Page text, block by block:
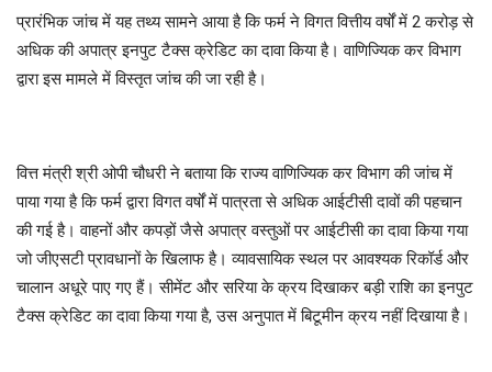
प्रारंभिक जांच में यह तथ्य सामने आया है कि फर्म ने विगत वित्तीय वर्षों में 2 करोड़ से
अधिक की अपात्र इनपुट टैक्स क्रेडिट का दावा किया है। वाणिज्यिक कर विभाग
द्वारा इस मामले में विस्तृत जांच की जा रही है।
वित्त मंत्री श्री ओपी चौधरी ने बताया कि राज्य वाणिज्यिक कर विभाग की जांच में
पाया गया है कि फर्म द्वारा विगत वर्षों में पात्रता से अधिक आईटीसी दावों की पहचान
की गई है। वाहनों और कपड़ों जैसे अपात्र वस्तुओं पर आईटीसी का दावा किया गया
जो जीएसटी प्रावधानों के खिलाफ है। व्यावसायिक स्थल पर आवश्यक रिकॉर्ड और
चालान अधूरे पाए गए हैं। सीमेंट और सरिया के क्रय दिखाकर बड़ी राशि का इनपुट
टैक्स क्रेडिट का दावा किया गया है, उस अनुपात में बिटूमीन क्रय नहीं दिखाया है।